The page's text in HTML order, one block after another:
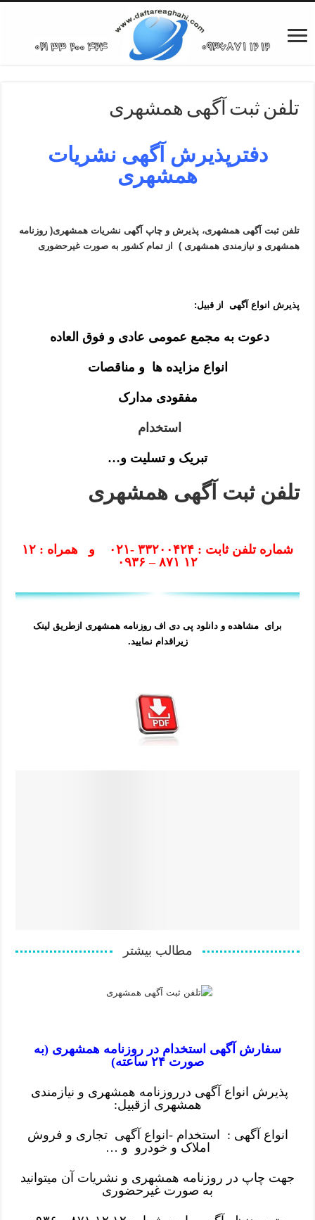
تلفن ثبت آگهی همشهری
دفترپذیرش آگهی نشریات
همشهری
تلفن ثبت آگهی همشهری، پذیرش و چاپ آگهی نشریات همشهری( روزنامه
همشهری و نیازمندی همشهری ) از تمام کشور به صورت غیرحضوری
پذیرش انواع آگهی از قبیل:
دعوت به مجمع عمومی عادی و فوق العاده
انواع مزایده ها و مناقصات
مفقودی مدارک
استخدام
تبریک و تسلیت و…
تلفن ثبت آگهی همشهری
شماره تلفن ثابت : ۳۳۲۰۰۴۲۴ -۰۲۱ و همراه : ۱۲
۱۲ ۸۷۱ – ۰۹۳۶
برای مشاهده و دانلود پی دی اف روزنامه همشهری ازطریق لینک
زیراقدام نمایید.
مطالب بیشتر
سفارش آگهی استخدام در روزنامه همشهری (به
صورت ۲۴ ساعته)
پذیرش انواع آگهی درروزنامه همشهری و نیازمندی
همشهری ازقبیل:
انواع آگهی : استخدام -انواع آگهی تجاری و فروش
املاک و خودرو و …
جهت چاپ در روزنامه همشهری و نشریات آن میتوانید
به صورت غیرحضوری